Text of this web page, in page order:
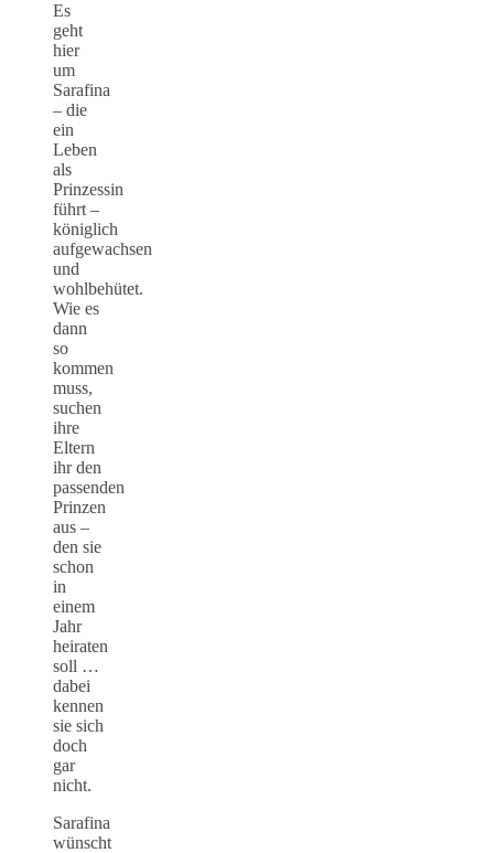
Es
geht
hier
um
Sarafina
– die
ein
Leben
als
Prinzessin
führt –
königlich
aufgewachsen
und
wohlbehütet.
Wie es
dann
so
kommen
muss,
suchen
ihre
Eltern
ihr den
passenden
Prinzen
aus –
den sie
schon
in
einem
Jahr
heiraten
soll …
dabei
kennen
sie sich
doch
gar
nicht.
Sarafina
wünscht